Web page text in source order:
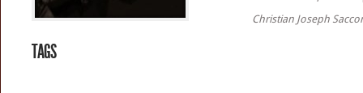
TAGS
Christian Joseph